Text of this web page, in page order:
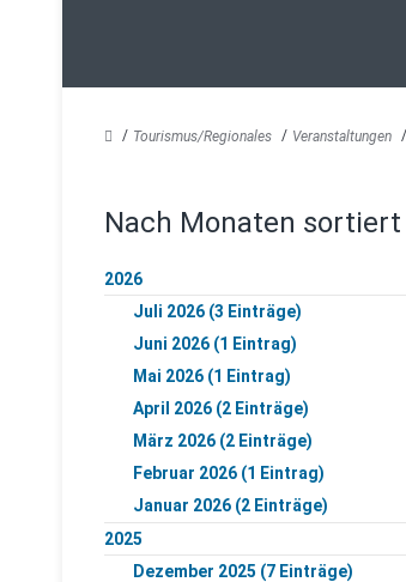
Tourismus/Regionales Veranstaltungen
Nach Monaten sortiert
2026
Juli 2026 (3 Einträge)
Juni 2026 (1 Eintrag)
Mai 2026 (1 Eintrag)
April 2026 (2 Einträge)
März 2026 (2 Einträge)
Februar 2026 (1 Eintrag)
Januar 2026 (2 Einträge)
2025
Dezember 2025 (7 Einträge)